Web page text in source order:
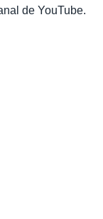
de YouTube.